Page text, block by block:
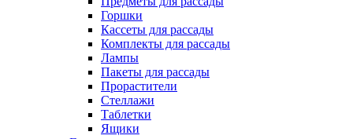
Горшки
Кассеты для рассады
Комплекты для рассады
Лампы
Пакеты для рассады
Прорастители
Стеллажи
Таблетки
Ящики